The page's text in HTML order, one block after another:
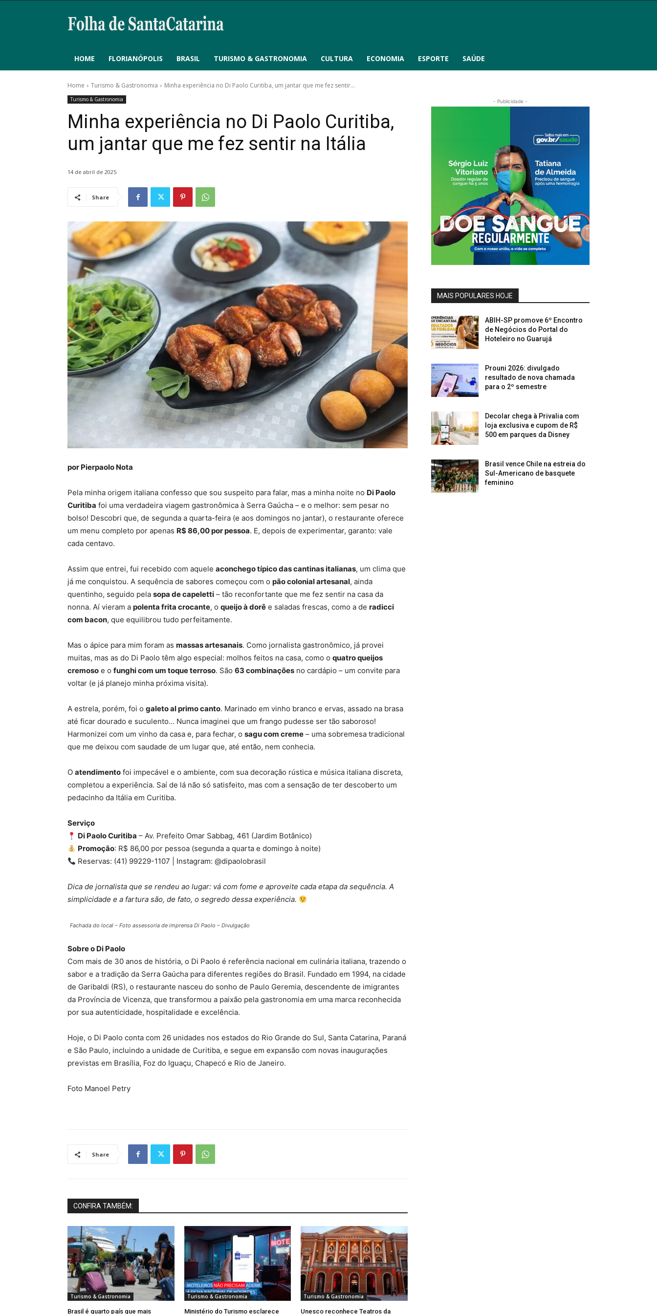
HOME FLORIANÓPOLIS BRASIL TURISMO & GASTRONOMIA CULTURA ECONOMIA ESPORTE SAÚDE
Home Turismo & Gastronomia Minha experiência no Di Paolo Curitiba, um jantar que me fez sentir...
Turismo & Gastronomia
Minha experiência no Di Paolo Curitiba,
um jantar que me fez sentir na Itália
14 de abril de 2025
Share
por Pierpaolo Nota
Pela minha origem italiana confesso que sou suspeito para falar, mas a minha noite no Di Paolo
Curitiba foi uma verdadeira viagem gastronômica à Serra Gaúcha – e o melhor: sem pesar no
bolso! Descobri que, de segunda a quarta-feira (e aos domingos no jantar), o restaurante oferece
um menu completo por apenas R$ 86,00 por pessoa. E, depois de experimentar, garanto: vale
cada centavo.
Assim que entrei, fui recebido com aquele aconchego típico das cantinas italianas, um clima que
já me conquistou. A sequência de sabores começou com o pão colonial artesanal, ainda
quentinho, seguido pela sopa de capeletti – tão reconfortante que me fez sentir na casa da
nonna. Aí vieram a polenta frita crocante, o queijo à dorê e saladas frescas, como a de radicci
com bacon, que equilibrou tudo perfeitamente.
Mas o ápice para mim foram as massas artesanais. Como jornalista gastronômico, já provei
muitas, mas as do Di Paolo têm algo especial: molhos feitos na casa, como o quatro queijos
cremoso e o funghi com um toque terroso. São 63 combinações no cardápio – um convite para
voltar (e já planejo minha próxima visita).
A estrela, porém, foi o galeto al primo canto. Marinado em vinho branco e ervas, assado na brasa
até ficar dourado e suculento… Nunca imaginei que um frango pudesse ser tão saboroso!
Harmonizei com um vinho da casa e, para fechar, o sagu com creme – uma sobremesa tradicional
que me deixou com saudade de um lugar que, até então, nem conhecia.
O atendimento foi impecável e o ambiente, com sua decoração rústica e música italiana discreta,
completou a experiência. Saí de lá não só satisfeito, mas com a sensação de ter descoberto um
pedacinho da Itália em Curitiba.
Serviço
Di Paolo Curitiba – Av. Prefeito Omar Sabbag, 461 (Jardim Botânico)
Promoção: R$ 86,00 por pessoa (segunda a quarta e domingo à noite)
Reservas: (41) 99229-1107 | Instagram: @dipaolobrasil
Dica de jornalista que se rendeu ao lugar: vá com fome e aproveite cada etapa da sequência. A
simplicidade e a fartura são, de fato, o segredo dessa experiência.
Fachada do local – Foto assessoria de imprensa Di Paolo – Divulgação
Sobre o Di Paolo
Com mais de 30 anos de história, o Di Paolo é referência nacional em culinária italiana, trazendo o
sabor e a tradição da Serra Gaúcha para diferentes regiões do Brasil. Fundado em 1994, na cidade
de Garibaldi (RS), o restaurante nasceu do sonho de Paulo Geremia, descendente de imigrantes
da Província de Vicenza, que transformou a paixão pela gastronomia em uma marca reconhecida
por sua autenticidade, hospitalidade e excelência.
Hoje, o Di Paolo conta com 26 unidades nos estados do Rio Grande do Sul, Santa Catarina, Paraná
e São Paulo, incluindo a unidade de Curitiba, e segue em expansão com novas inaugurações
previstas em Brasília, Foz do Iguaçu, Chapecó e Rio de Janeiro.
Foto Manoel Petry
Share
CONFIRA TAMBÉM:
Turismo & Gastronomia
Brasil é quarto país que mais
Turismo & Gastronomia
Ministério do Turismo esclarece
Turismo & Gastronomia
Unesco reconhece Teatros da
- Publicidade -
MAIS POPULARES HOJE
ABIH-SP promove 6º Encontro
de Negócios do Portal do
Hoteleiro no Guarujá
Prouni 2026: divulgado
resultado de nova chamada
para o 2º semestre
Decolar chega à Privalia com
loja exclusiva e cupom de R$
500 em parques da Disney
Brasil vence Chile na estreia do
Sul-Americano de basquete
feminino